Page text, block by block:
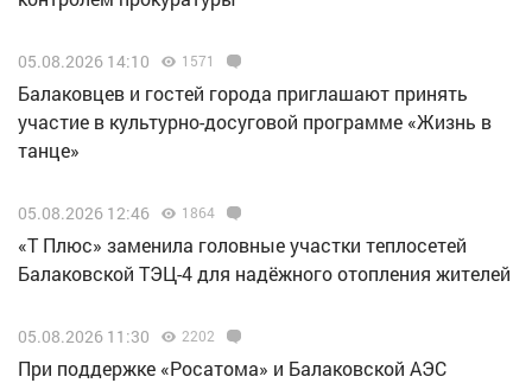
05.08.2026 14:10 1571
Балаковцев и гостей города приглашают принять
участие в культурно-досуговой программе «Жизнь в
танце»
05.08.2026 12:46 1864
«Т Плюс» заменила головные участки теплосетей
Балаковской ТЭЦ-4 для надёжного отопления жителей
05.08.2026 11:30 2202
При поддержке «Росатома» и Балаковской АЭС